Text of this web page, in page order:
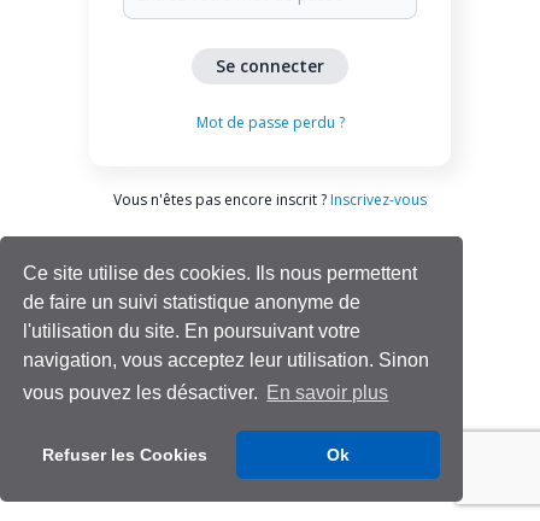
Ce site utilise des cookies. Ils nous permettent
de faire un suivi statistique anonyme de
l'utilisation du site. En poursuivant votre
navigation, vous acceptez leur utilisation. Sinon
vous pouvez les désactiver. En savoir plus
Refuser les Cookies Ok
Mot de passe perdu ?
Vous n'êtes pas encore inscrit ? Inscrivez-vous